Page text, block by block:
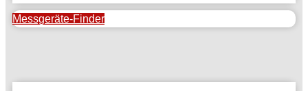
Messgeräte-Finder